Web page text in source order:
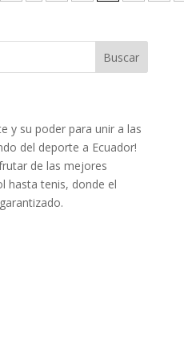
y su poder para unir a las
del deporte a Ecuador!
de las mejores
hasta tenis, donde el